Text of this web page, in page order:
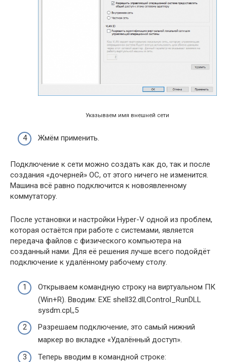
Указываем имя внешней сети
Жмём применить.
Подключение к сети можно создать как до, так и после
создания «дочерней» ОС, от этого ничего не изменится.
Машина всё равно подключится к новоявленному
коммутатору.
После установки и настройки Hyper-V одной из проблем,
которая остаётся при работе с системами, является
передача файлов с физического компьютера на
созданный нами. Для её решения лучше всего подойдёт
подключение к удалённому рабочему столу.
Открываем командную строку на виртуальном ПК
(Win+R). Вводим: EXE shell32.dll,Control_RunDLL
sysdm.cpl,,5
Разрешаем подключение, это самый нижний
маркер во вкладке «Удалённый доступ».
Теперь вводим в командной строке: